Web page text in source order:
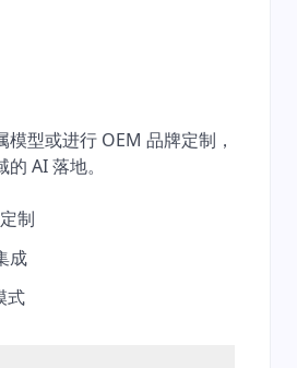
型或进行 OEM 品牌定制，
AI 落地。
制
成
式